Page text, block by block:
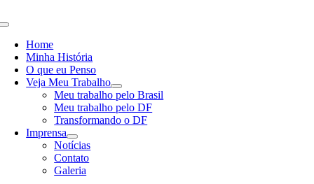
Toggle
NavigationHome
Minha História
O que eu Penso
Veja Meu Trabalho
Meu trabalho pelo Brasil
Meu trabalho pelo DF
Transformando o DF
Imprensa
Notícias
Contato
Galeria